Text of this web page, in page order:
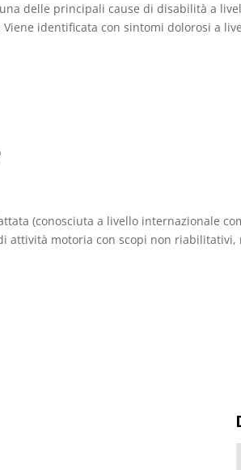
una delle principali cause di disabilità a
identificata con sintomi dolorosi a
(conosciuta a livello internazionale
attività motoria con scopi non riabilitativi,